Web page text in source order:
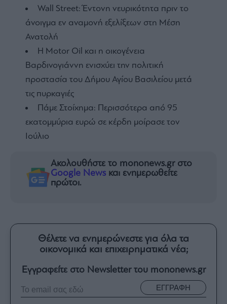
Wall Street: Έντονη νευρικότητα πριν το
άνοιγμα εν αναμονή εξελίξεων στη Μέση
Ανατολή
Η Motor Oil και η οικογένεια
Βαρδινογιάννη ενισχύει την πολιτική
προστασία του Δήμου Αγίου Βασιλείου μετά
τις πυρκαγιές
Πάμε Στοίχημα: Περισσότερα από 95
εκατομμύρια ευρώ σε κέρδη μοίρασε τον
Ιούλιο
Ακολουθήστε το mononews.gr στο
Google News και ενημερωθείτε
πρώτοι.
Θέλετε να ενημερώνεστε για όλα τα
οικονομικά και επιχειρηματικά νέα;
Εγγραφείτε στο Newsletter του mononews.gr
ΕΓΓΡΑΦΗ